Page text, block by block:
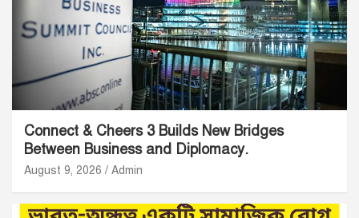
Connect & Cheers 3 Builds New Bridges
Between Business and Diplomacy.
August 9, 2026 Admin